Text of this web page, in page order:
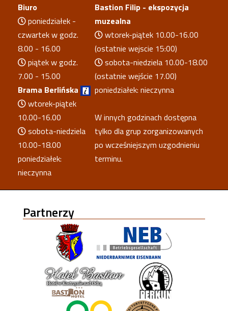
Biuro
poniedziałek -
czwartek w godz.
8.00 - 16.00
piątek w godz.
7.00 - 15.00
Brama Berlińska
wtorek-piątek
10.00-16.00
sobota-niedziela
10.00-18.00
poniedziałek:
nieczynna
Bastion Filip - ekspozycja
muzealna
wtorek-piątek 10.00-16.00
(ostatnie wejscie 15:00)
sobota-niedziela 10.00-18.00
(ostatnie wejście 17.00)
poniedziałek: nieczynna
W innych godzinach dostępna
tylko dla grup zorganizowanych
po wcześniejszym uzgodnieniu
terminu.
Partnerzy